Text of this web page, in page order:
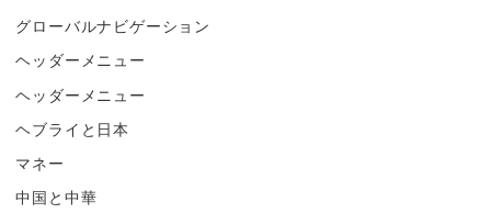
グローバルナビゲーション
ヘッダーメニュー
ヘッダーメニュー
ヘブライと日本
マネー
中国と中華